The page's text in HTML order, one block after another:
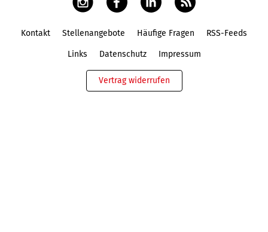
Kontakt Stellenangebote Häufige Fragen RSS-Feeds
Links Datenschutz Impressum
Vertrag widerrufen